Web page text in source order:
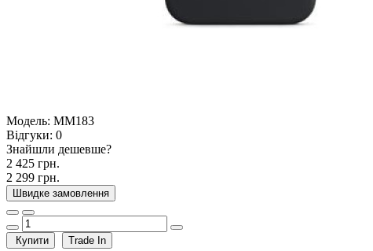
Модель: MM183
Відгуки: 0
Знайшли дешевше?
2 425 грн.
2 299 грн.
Швидке замовлення
Купити Trade In